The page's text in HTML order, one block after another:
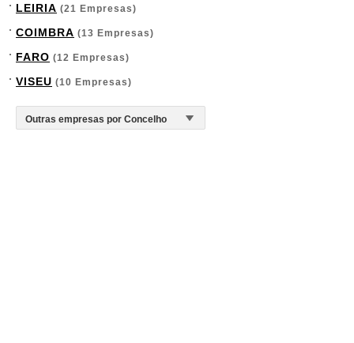
LEIRIA (21 Empresas)
COIMBRA (13 Empresas)
FARO (12 Empresas)
VISEU (10 Empresas)